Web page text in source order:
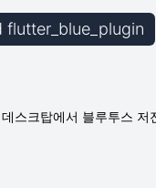
스크탑에서 블루투스